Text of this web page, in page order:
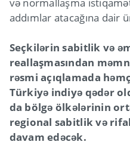
və normallaşma
addımlar atacağına dair
Seçkilərin sabitlik və
reallaşmasından
rəsmi açıqlamada
Türkiyə indiyə qədər
da bölgə ölkələrinin
regional sabitlik və
davam edəcək.